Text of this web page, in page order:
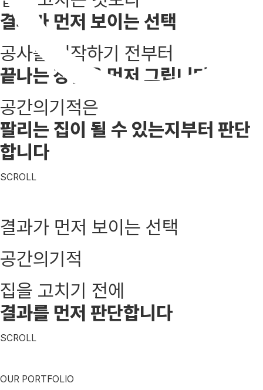
결과가 먼저 보이는 선택
공사를 시작하기 전부터
끝나는 장면을 먼저 그립니다
공간의기적은
팔리는 집이 될 수 있는지부터 판단
합니다
SCROLL
결과가 먼저 보이는 선택
공간의기적
집을 고치기 전에
결과를 먼저 판단합니다
SCROLL
OUR PORTFOLIO